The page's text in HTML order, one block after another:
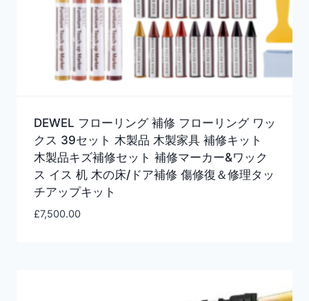
DEWEL フローリング 補修 フローリング ワッ
クス 39セット 木製品 木製家具 補修キット
木製品キズ補修セット 補修マーカー&ワック
ス イス 机 木の床/ドア補修 傷修復＆修理タッ
チアップキット
£7,500.00